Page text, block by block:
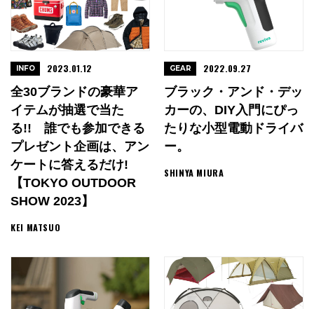
全30ブランドの豪華ア
イテムが抽選で当た
る!! 誰でも参加できる
プレゼント企画は、アン
ケートに答えるだけ!
【TOKYO OUTDOOR
SHOW 2023】
KEI MATSUO
INFO 2023.01.12
ブラック・アンド・デッ
カーの、DIY入門にぴっ
たりな小型電動ドライバ
ー。
SHINYA MIURA
GEAR 2022.09.27